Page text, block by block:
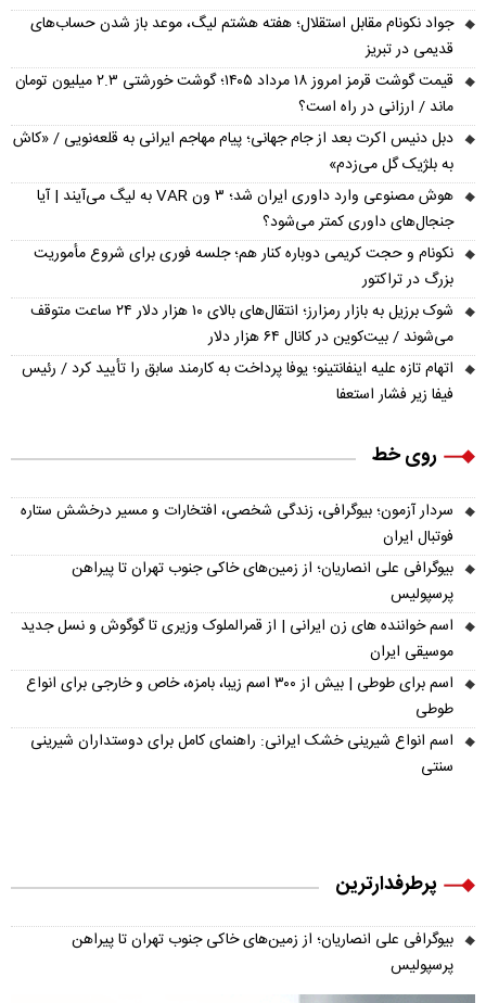
جواد نکونام مقابل استقلال؛ هفته هشتم لیگ، موعد باز شدن حساب‌های
قدیمی در تبریز
قیمت گوشت قرمز امروز ۱۸ مرداد ۱۴۰۵؛ گوشت خورشتی ۲.۳ میلیون تومان
ماند / ارزانی در راه است؟
دبل دنیس اکرت بعد از جام جهانی؛ پیام مهاجم ایرانی به قلعه‌نویی / «کاش
به بلژیک گل می‌زدم»
هوش مصنوعی وارد داوری ایران شد؛ ۳ ون VAR به لیگ می‌آیند | آیا
جنجال‌های داوری کمتر می‌شود؟
نکونام و حجت کریمی دوباره کنار هم؛ جلسه فوری برای شروع مأموریت
بزرگ در تراکتور
شوک برزیل به بازار رمزارز؛ انتقال‌های بالای ۱۰ هزار دلار ۲۴ ساعت متوقف
می‌شوند / بیت‌کوین در کانال ۶۴ هزار دلار
اتهام تازه علیه اینفانتینو؛ یوفا پرداخت به کارمند سابق را تأیید کرد / رئیس
فیفا زیر فشار استعفا
روی خط
سردار آزمون؛ بیوگرافی، زندگی شخصی، افتخارات و مسیر درخشش ستاره
فوتبال ایران
بیوگرافی علی انصاریان؛ از زمین‌های خاکی جنوب تهران تا پیراهن
پرسپولیس
اسم خواننده های زن ایرانی | از قمرالملوک وزیری تا گوگوش و نسل جدید
موسیقی ایران
اسم برای طوطی | بیش از ۳۰۰ اسم زیبا، بامزه، خاص و خارجی برای انواع
طوطی
اسم انواع شیرینی خشک ایرانی: راهنمای کامل برای دوستداران شیرینی
سنتی
پرطرفدارترین
بیوگرافی علی انصاریان؛ از زمین‌های خاکی جنوب تهران تا پیراهن
پرسپولیس